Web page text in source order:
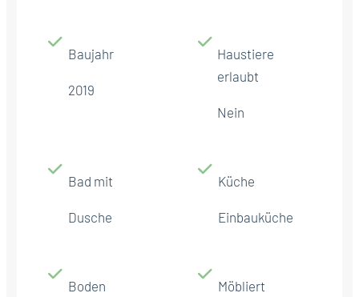
Baujahr
2019
Haustiere
erlaubt
Nein
Bad mit
Dusche
Küche
Einbauküche
Boden Möbliert